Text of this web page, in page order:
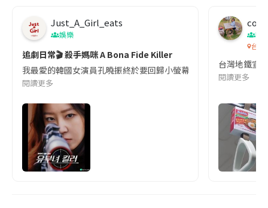
Just_A_Girl_eats
娛樂
追劇日常🎬 殺手媽咪 A Bona Fide Killer
我最愛的韓國女演員孔曉振終於要回歸小螢幕啦!這次的劇本改編
閱讀更多
co
吹
台灣
台灣地鐵宣
閱讀更多